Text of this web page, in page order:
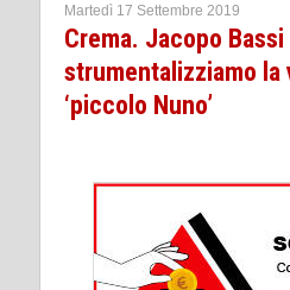
Martedì 17 Settembre 2019
Crema. Jacopo
strumentalizziamo la
‘piccolo Nuno’